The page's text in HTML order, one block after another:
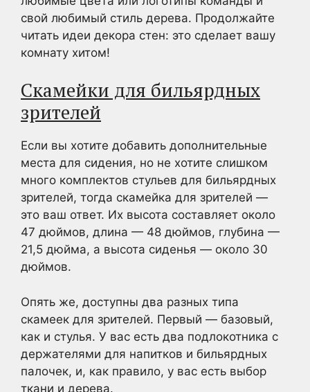
свой любимый стиль дерева. Продолжайте
читать идеи декора стен: это сделает вашу
комнату хитом!
Скамейки для бильярдных
зрителей
Если вы хотите добавить дополнительные
места для сидения, но не хотите слишком
много комплектов стульев для бильярдных
зрителей, тогда скамейка для зрителей —
это ваш ответ. Их высота составляет около
47 дюймов, длина — 48 дюймов, глубина —
21,5 дюйма, а высота сиденья — около 30
дюймов.
Опять же, доступны два разных типа
скамеек для зрителей. Первый — базовый,
как и стулья. У вас есть два подлокотника с
держателями для напитков и бильярдных
палочек, и, как правило, у вас есть выбор
ткани и дерева.